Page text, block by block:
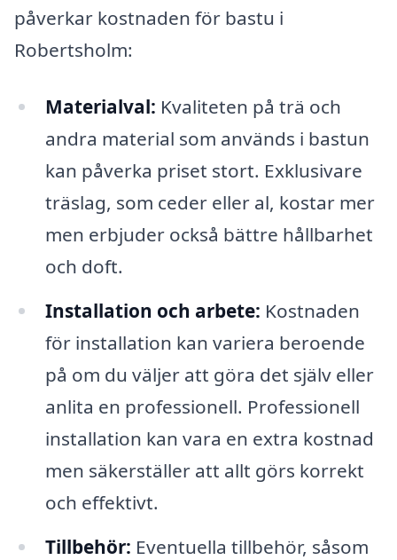
påverkar kostnaden för bastu i
Robertsholm:
Materialval: Kvaliteten på trä och
andra material som används i bastun
kan påverka priset stort. Exklusivare
träslag, som ceder eller al, kostar mer
men erbjuder också bättre hållbarhet
och doft.
Installation och arbete: Kostnaden
för installation kan variera beroende
på om du väljer att göra det själv eller
anlita en professionell. Professionell
installation kan vara en extra kostnad
men säkerställer att allt görs korrekt
och effektivt.
Tillbehör: Eventuella tillbehör, såsom